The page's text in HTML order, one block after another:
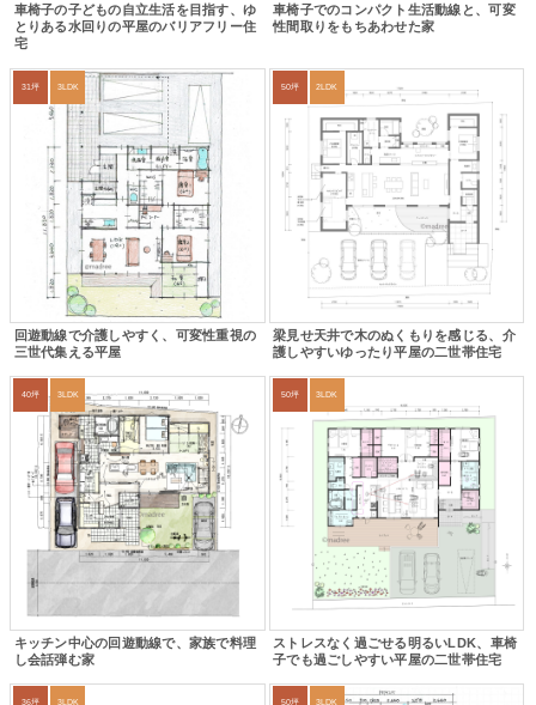
車椅子の子どもの自立生活を目指す、ゆ
とりある水回りの平屋のバリアフリー住
宅
車椅子でのコンパクト生活動線と、可変
性間取りをもちあわせた家
31坪 3LDK
回遊動線で介護しやすく、可変性重視の
三世代集える平屋
50坪 2LDK
梁見せ天井で木のぬくもりを感じる、介
護しやすいゆったり平屋の二世帯住宅
40坪 3LDK
キッチン中心の回遊動線で、家族で料理
し会話弾む家
50坪 3LDK
ストレスなく過ごせる明るいLDK、車椅
子でも過ごしやすい平屋の二世帯住宅
36坪 3LDK 50坪 3LDK